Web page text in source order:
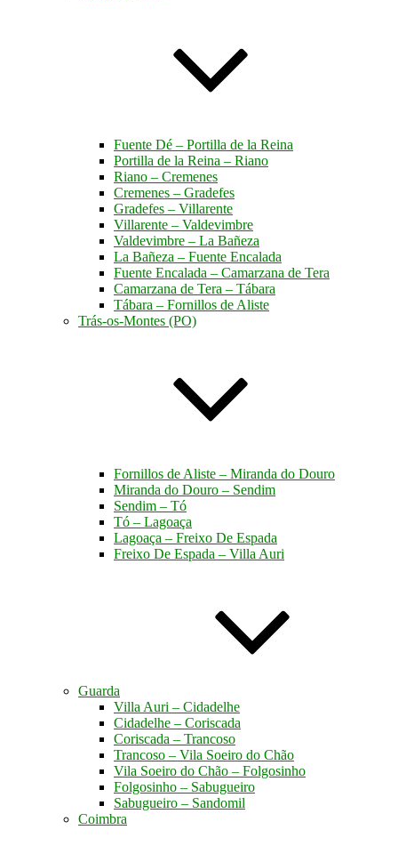
Fuente Dé – Portilla de la Reina
Portilla de la Reina – Riano
Riano – Cremenes
Cremenes – Gradefes
Gradefes – Villarente
Villarente – Valdevimbre
Valdevimbre – La Bañeza
La Bañeza – Fuente Encalada
Fuente Encalada – Camarzana de Tera
Camarzana de Tera – Tábara
Tábara – Fornillos de Aliste
Trás-os-Montes (PO)
Fornillos de Aliste – Miranda do Douro
Miranda do Douro – Sendim
Sendim – Tó
Tó – Lagoaça
Lagoaça – Freixo De Espada
Freixo De Espada – Villa Auri
Guarda
Villa Auri – Cidadelhe
Cidadelhe – Coriscada
Coriscada – Trancoso
Trancoso – Vila Soeiro do Chão
Vila Soeiro do Chão – Folgosinho
Folgosinho – Sabugueiro
Sabugueiro – Sandomil
Coimbra